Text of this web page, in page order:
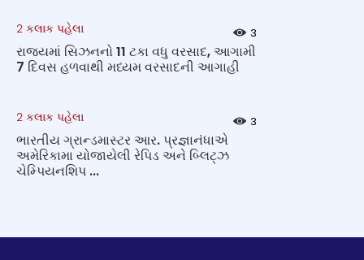
2 કલાક પહેલા 3
રાજ્યમાં સિઝનનો 11 ટકા વધુ વરસાદ, આગામી
7 દિવસ હળવાથી મધ્યમ વરસાદની આગાહી
2 કલાક પહેલા 3
ભારતીય ગ્રાન્ડમાસ્ટર આર. પ્રજ્ઞાનંધાએ
અમેરિકામા યોજાયેલી રેપિડ અને બ્લિટ્ઝ
ચેમ્પિયનશિપ ...